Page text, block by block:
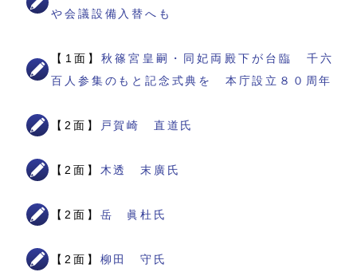
や会議設備入替へも
【1面】秋篠宮皇嗣・同妃両殿下が台臨 千六
百人参集のもと記念式典を 本庁設立８０周年
【2面】 戸賀崎 直道氏
【2面】 木透 末廣氏
【2面】 岳 眞杜氏
【2面】 柳田 守氏